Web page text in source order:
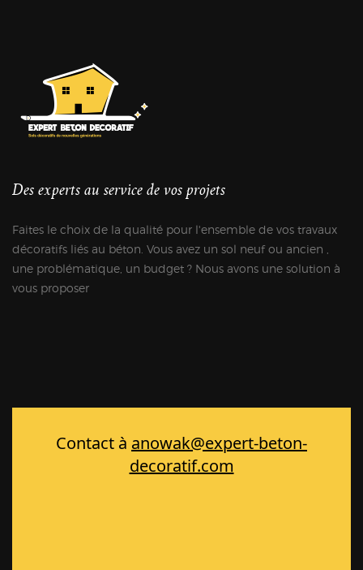
Des experts au service de vos projets
Faites le choix de la qualité pour l'ensemble de vos travaux
décoratifs liés au béton. Vous avez un sol neuf ou ancien ,
une problématique, un budget ? Nous avons une solution à
vous proposer